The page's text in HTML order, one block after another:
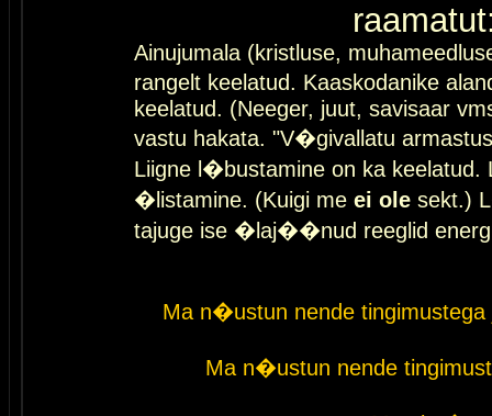
Ainujumala (kristluse,
rangelt keelatud. Kaaskodanike
keelatud. (Neeger, juut, savisaar
vastu hakata. "V�givallatu
Liigne l�bustamine on ka keelatud.
�listamine. (Kuigi me ei ole sekt.)
tajuge ise �laj��nud reeglid
Ma n�ustun nende
Ma n�ustun nende